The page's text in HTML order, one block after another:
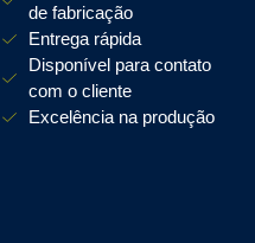
de fabricação
Entrega rápida
Disponível para contato
com o cliente
Excelência na produção